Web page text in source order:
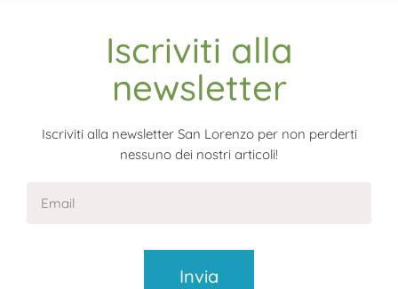
Iscriviti alla
newsletter
Iscriviti alla newsletter San Lorenzo per non perderti
nessuno dei nostri articoli!
Invia